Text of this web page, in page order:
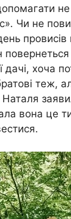
Чи не
дачі, хоча
теж,
вона це